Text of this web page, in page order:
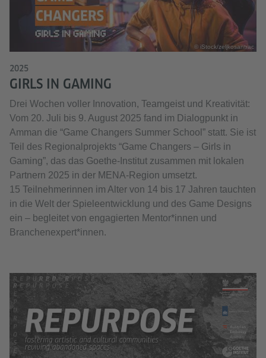
© iStock/zeljkosantrac
2025
GIRLS IN GAMING
Drei Wochen voller Innovation, Teamgeist und Kreativität:
Vom 20. Juli bis 9. August 2025 fand im Dialogpunkt in
Amman die “Game Changers Summer School” statt. Sie ist
Teil des Regionalprojekts “Game Changers – Girls in
Gaming”, das das Goethe-Institut zusammen mit lokalen
Partnern 2025 in der MENA-Region umsetzt.
15 Teilnehmerinnen im Alter von 14 bis 17 Jahren tauchten
in die Welt der Spieleentwicklung und des Game Designs
ein – begleitet von engagierten Mentor*innen und
Branchenexpert*innen.